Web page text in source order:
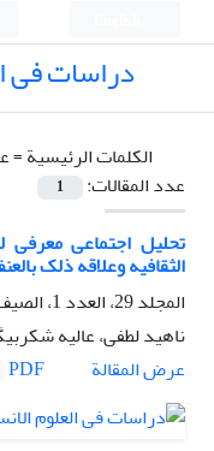
دراسات فی
الكلمات الرئيسية =
عدد المقالات:
1
تحلیل اجتماعی معرفی
الثقافیه وعلاقه ذلک
المجلد 29، العدد 1، الصيف 1443، الصفحة
ناهید لطفی، عالیه
عرض المقالة